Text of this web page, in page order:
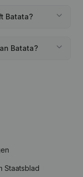
Batata?
Batata?
Staatsblad